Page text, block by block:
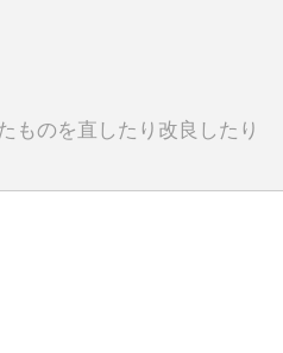
ものを直したり改良したり